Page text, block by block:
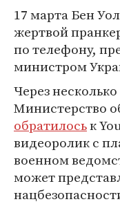
17 марта Бен
жертвой
по телефону,
министром
Через
Министерство
обратилоськ
видеоролик с
военном
может